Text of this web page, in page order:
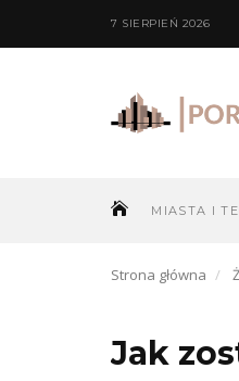
7 SIERPIEŃ 2026
MIASTA I
Strona główna
Jak